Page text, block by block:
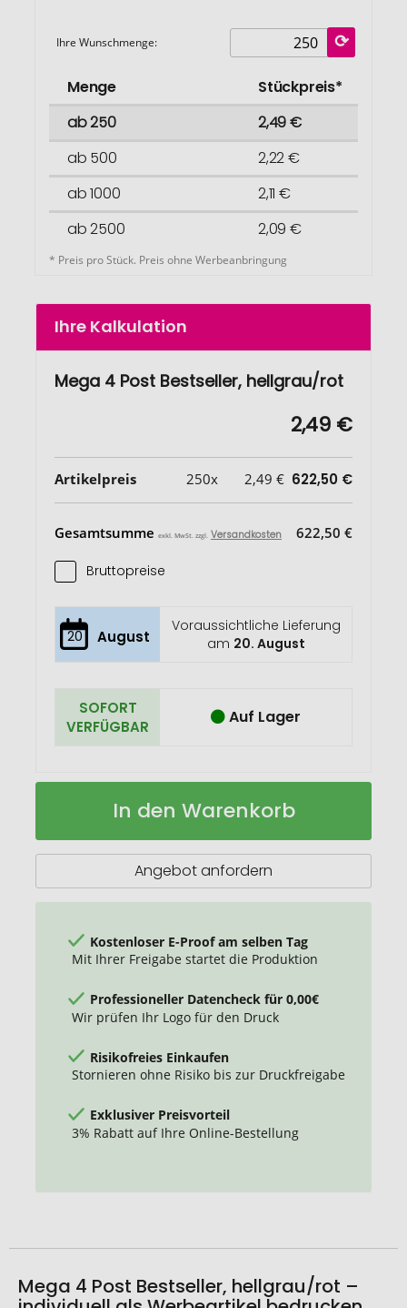
Ihre Wunschmenge:
Menge
Stückpreis*
ab 250
2,49 €
ab 500
2,22 €
ab 1000
2,11 €
ab 2500
2,09 €
* Preis pro Stück. Preis ohne Werbeanbringung
Ihre Kalkulation
Mega 4 Post Bestseller, hellgrau/rot
2,49 €
Artikelpreis 250x 2,49 € 622,50 €
Gesamtsumme exkl. MwSt. zzgl. Versandkosten 622,50 €
Bruttopreise
20 August
Voraussichtliche Lieferung
am 20. August
SOFORT
VERFÜGBAR
Auf Lager
Mega
Bestseller
Auf
In den Warenkorb
Angebot anfordern
Kostenloser E-Proof am selben Tag
Mit Ihrer Freigabe startet die Produktion
Professioneller Datencheck für 0,00€
Wir prüfen Ihr Logo für den Druck
Risikofreies Einkaufen
Stornieren ohne Risiko bis zur Druckfreigabe
Exklusiver Preisvorteil
3% Rabatt auf Ihre Online-Bestellung
Mega 4 Post Bestseller, hellgrau/rot –